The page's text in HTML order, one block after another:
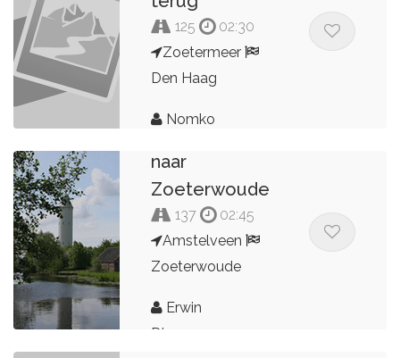
125
02:30
Zoetermeer
Den Haag
Nomko
naar
Zoeterwoude
137
02:45
Amstelveen
Zoeterwoude
Erwin
Dingemans